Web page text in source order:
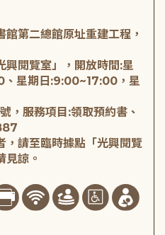
第二總館原址重建工程，
興閱覽室」，開放時間:星
星期日:9:00~17:00，星
，服務項目:領取預約書、
，請至臨時據點「光興閱覽
見諒。